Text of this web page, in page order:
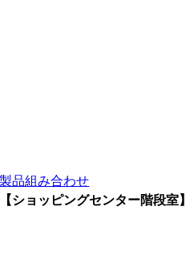
製品組み合わせ
【ショッピングセンター階段室】